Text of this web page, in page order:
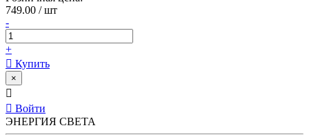
749.00 / шт
-
+
Купить
×
Войти
ЭНЕРГИЯ СВЕТА